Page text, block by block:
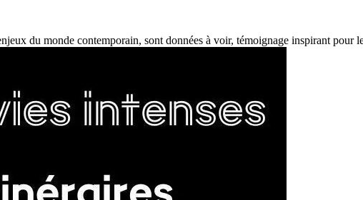
du monde contemporain, sont données à voir, témoignage inspirant pour